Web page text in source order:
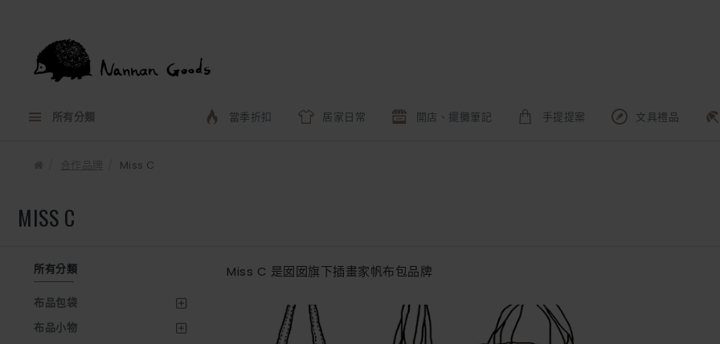
所有分類 當季折扣 居家日常 開店、擺攤筆記 手提提案 文具禮品
Miss C
MISS C
所有分類
布品包袋
布品小物
Miss C 是囡囡旗下插畫家帆布包品牌